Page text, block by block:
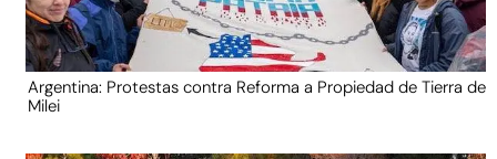
Argentina: Protestas contra Reforma a Propiedad de Tierra de
Milei